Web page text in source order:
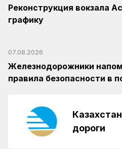
Реконструкция вокзала
графику
07.08.2026
Железнодорожники
правила безопасности в
дороги